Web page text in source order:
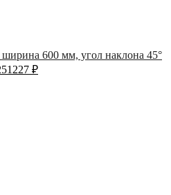
600 мм, угол наклона 45°
₽